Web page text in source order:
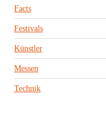
Facts
Festivals
Künstler
Messen
Technik